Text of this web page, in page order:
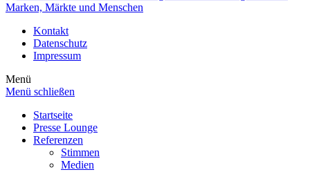
Kontakt
Datenschutz
Impressum
Menü
Menü schließen
Startseite
Presse Lounge
Referenzen
Stimmen
Medien